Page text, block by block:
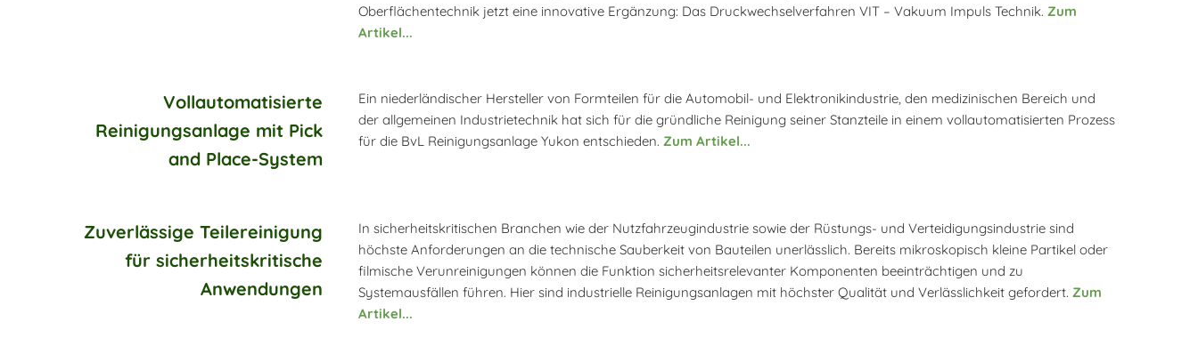
Oberflächentechnik jetzt eine innovative Ergänzung: Das Druckwechselverfahren VIT – Vakuum Impuls Technik. Zum
Artikel...
Vollautomatisierte
Reinigungsanlage mit Pick
and Place-System
Ein niederländischer Hersteller von Formteilen für die Automobil- und Elektronikindustrie, den medizinischen Bereich und
der allgemeinen Industrietechnik hat sich für die gründliche Reinigung seiner Stanzteile in einem vollautomatisierten Prozess
für die BvL Reinigungsanlage Yukon entschieden. Zum Artikel...
Zuverlässige Teilereinigung
für sicherheitskritische
Anwendungen
In sicherheitskritischen Branchen wie der Nutzfahrzeugindustrie sowie der Rüstungs- und Verteidigungsindustrie sind
höchste Anforderungen an die technische Sauberkeit von Bauteilen unerlässlich. Bereits mikroskopisch kleine Partikel oder
filmische Verunreinigungen können die Funktion sicherheitsrelevanter Komponenten beeinträchtigen und zu
Systemausfällen führen. Hier sind industrielle Reinigungsanlagen mit höchster Qualität und Verlässlichkeit gefordert. Zum
Artikel...